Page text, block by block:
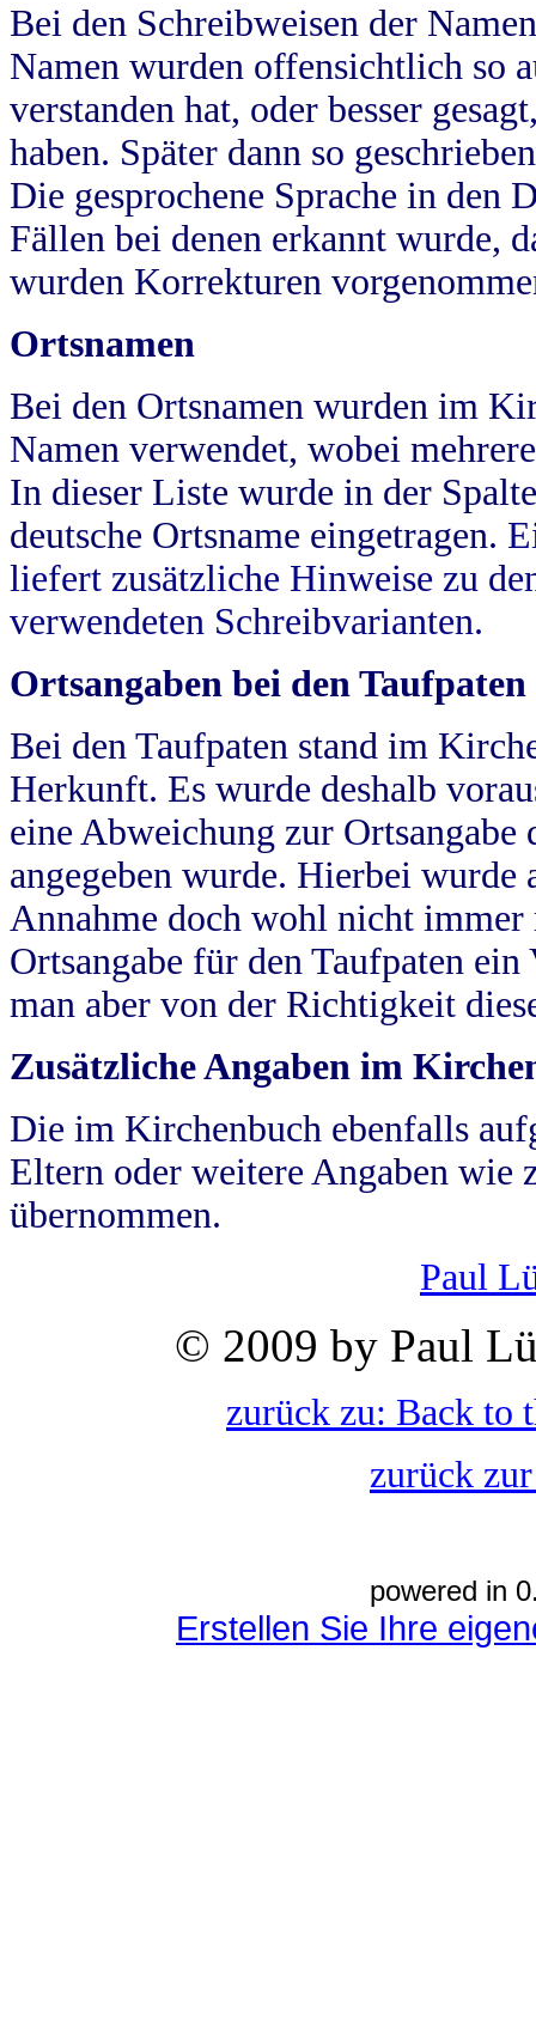
Bei den Schreibweisen der
Namen wurden offensichtlich so
verstanden hat, oder besser
haben. Später dann so
Die gesprochene Sprache in
Fällen bei denen erkannt wurde,
wurden Korrekturen
Ortsnamen
Bei den Ortsnamen wurden im
Namen verwendet, wobei
In dieser Liste wurde in der
deutsche Ortsname eingetragen.
liefert zusätzliche Hinweise zu
verwendeten Schreibvarianten.
Ortsangaben bei den Taufpaten
Bei den Taufpaten stand im
Herkunft. Es wurde deshalb
eine Abweichung zur
angegeben wurde. Hierbei wurde
Annahme doch wohl nicht
Ortsangabe für den Taufpaten
man aber von der Richtigkeit
Zusätzliche Angaben im
Die im Kirchenbuch ebenfalls
Eltern oder weitere Angaben wie
übernommen.
Paul
© 2009 by Paul
zurück zu: Back to
zurück
powered in
Erstellen Sie Ihre